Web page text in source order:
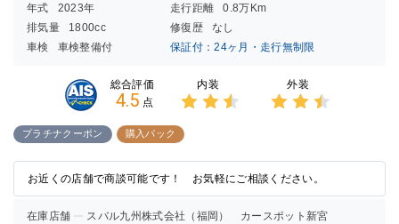
年式 2023年 走行距離
0.8万Km
排気量
1800cc 修復歴
なし
車検
車検整備付 保証付：24ヶ月・走行無制限
総合評価
4.5 点
内装
2.5点
外装
プラチナクーポン 購入パック
お近くの店舗で商談可能です！ お気軽にご相談ください。
在庫店舗 スバル九州株式会社（福岡） カースポット新宮